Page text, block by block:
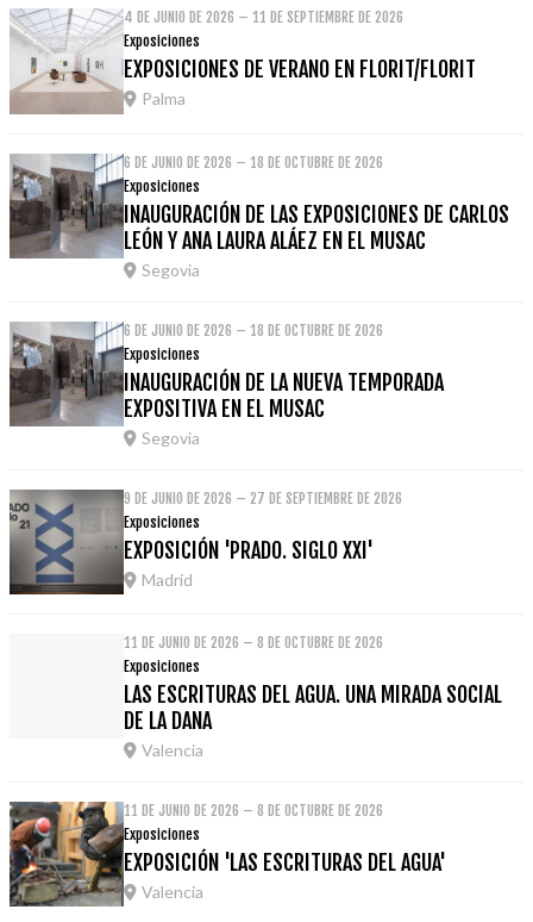
4 DE JUNIO DE 2026 – 11 DE SEPTIEMBRE DE 2026
Exposiciones
EXPOSICIONES DE VERANO EN FLORIT/FLORIT
Palma
6 DE JUNIO DE 2026 – 18 DE OCTUBRE DE 2026
Exposiciones
INAUGURACIÓN DE LAS EXPOSICIONES DE CARLOS
LEÓN Y ANA LAURA ALÁEZ EN EL MUSAC
Segovia
6 DE JUNIO DE 2026 – 18 DE OCTUBRE DE 2026
Exposiciones
INAUGURACIÓN DE LA NUEVA TEMPORADA
EXPOSITIVA EN EL MUSAC
Segovia
9 DE JUNIO DE 2026 – 27 DE SEPTIEMBRE DE 2026
Exposiciones
EXPOSICIÓN 'PRADO. SIGLO XXI'
Madrid
11 DE JUNIO DE 2026 – 8 DE OCTUBRE DE 2026
Exposiciones
LAS ESCRITURAS DEL AGUA. UNA MIRADA SOCIAL
DE LA DANA
Valencia
11 DE JUNIO DE 2026 – 8 DE OCTUBRE DE 2026
Exposiciones
EXPOSICIÓN 'LAS ESCRITURAS DEL AGUA'
Valencia